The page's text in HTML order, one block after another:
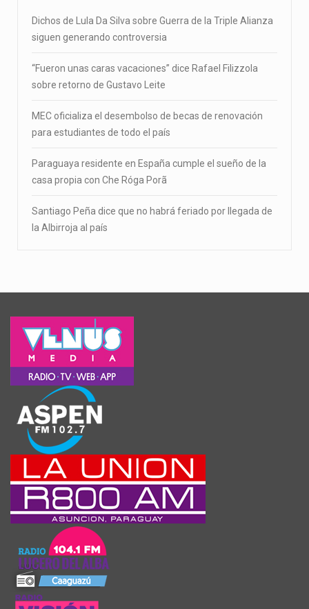
Dichos de Lula Da Silva sobre Guerra de la Triple Alianza
siguen generando controversia
“Fueron unas caras vacaciones” dice Rafael Filizzola
sobre retorno de Gustavo Leite
MEC oficializa el desembolso de becas de renovación
para estudiantes de todo el país
Paraguaya residente en España cumple el sueño de la
casa propia con Che Róga Porã
Santiago Peña dice que no habrá feriado por llegada de
la Albirroja al país